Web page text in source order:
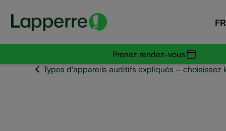
FR
Prenez rendez-vous
Types d’appareils auditifs expliqués – choisissez